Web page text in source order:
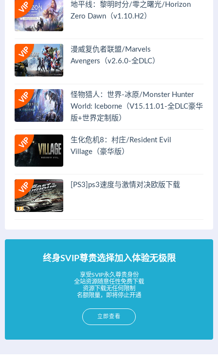
地平线：黎明时分/零之曙光/Horizon
Zero Dawn（v1.10.H2）
漫威复仇者联盟/Marvels
Avengers（v2.6.0-全DLC）
怪物猎人：世界-冰原/Monster Hunter
World: Iceborne（V15.11.01-全DLC豪华
版+世界定制版）
生化危机8：村庄/Resident Evil
Village（豪华版）
[PS3]ps3速度与激情对决欧版下载
终身SVIP尊贵选择加入体验无极限
享受SVIP永久尊贵身份
全站资源随意任性免费下载
资源下载无任何限制
名额限量，即将停止开通
立即查看